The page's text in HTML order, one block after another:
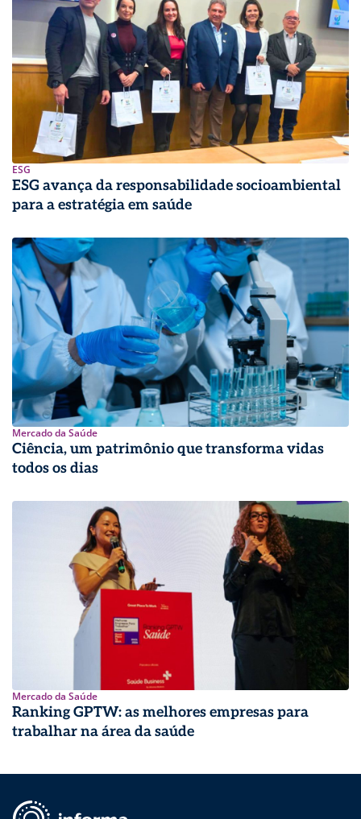
ESG
ESG avança da responsabilidade socioambiental
para a estratégia em saúde
Mercado da Saúde
Ciência, um patrimônio que transforma vidas
todos os dias
Mercado da Saúde
Ranking GPTW: as melhores empresas para
trabalhar na área da saúde